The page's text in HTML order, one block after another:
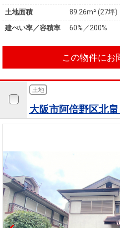
土地面積
89.26m² (27坪)
建ぺい率／容積率
60%／200%
この物件にお
土地
大阪市阿倍野区北